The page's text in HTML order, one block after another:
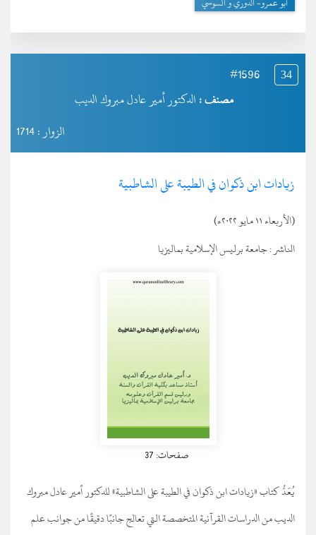
34
#1596
مصنف : الدكتور أمير عادل مبروك الديب
الزوار : 1714
زيادات ابن ذكوان في الطيبة على الشاطبية
(الأربعاء ١١ مايو ٢٠٢٢ء)
الناشر :جامعة برليس الإسلامية بماليزيا
صفحات: 37
يُعَدُّ كتاب «زيادات ابن ذكوان في الطيبة على الشاطبية» للدكتور أمير عادل مبروك
الديب من الدراسات القرآنية المتخصصة التي تعالج جانبًا دقيقًا من جوانب علم